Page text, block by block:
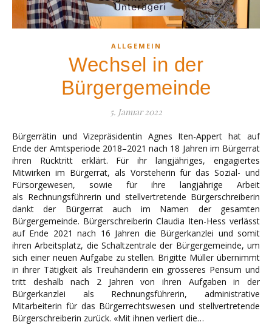
ALLGEMEIN
Wechsel in der
Bürgergemeinde
5. Januar 2022
Bürgerrätin und Vizepräsidentin Agnes Iten-Appert hat auf
Ende der Amtsperiode 2018–2021 nach 18 Jahren im Bürgerrat
ihren Rücktritt erklärt. Für ihr langjähriges, engagiertes
Mitwirken im Bürgerrat, als Vorsteherin für das Sozial- und
Fürsorgewesen, sowie für ihre langjährige Arbeit
als Rechnungsführerin und stellvertretende Bürgerschreiberin
dankt der Bürgerrat auch im Namen der gesamten
Bürgergemeinde. Bürgerschreiberin Claudia Iten-Hess verlässt
auf Ende 2021 nach 16 Jahren die Bürgerkanzlei und somit
ihren Arbeitsplatz, die Schaltzentrale der Bürgergemeinde, um
sich einer neuen Aufgabe zu stellen. Brigitte Müller übernimmt
in ihrer Tätigkeit als Treuhänderin ein grösseres Pensum und
tritt deshalb nach 2 Jahren von ihren Aufgaben in der
Bürgerkanzlei als Rechnungsführerin, administrative
Mitarbeiterin für das Bürgerrechtswesen und stellvertretende
Bürgerschreiberin zurück. «Mit ihnen verliert die…